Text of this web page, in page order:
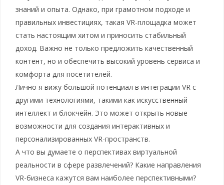
знаний и опыта. Однако, при грамотном подходе и
правильных инвестициях, такая VR-площадка может
стать настоящим хитом и приносить стабильный
доход. Важно не только предложить качественный
контент, но и обеспечить высокий уровень сервиса и
комфорта для посетителей.
Лично я вижу большой потенциал в интеграции VR с
другими технологиями, такими как искусственный
интеллект и блокчейн. Это может открыть новые
возможности для создания интерактивных и
персонализированных VR-пространств.
А что вы думаете о перспективах виртуальной
реальности в сфере развлечений? Какие направления
VR-бизнеса кажутся вам наиболее перспективными?